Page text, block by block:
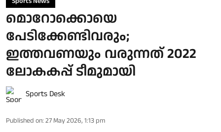
മൊറോക്കൊയെ
പേടിക്കേണ്ടിവരും;
ഇത്തവണയും വരുന്നത് 2022
ലോകകപ്പ് ടീമുമായി
Sports Desk
Published on: 27 May 2026, 1:13 pm